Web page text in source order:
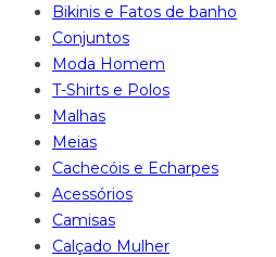
Bikinis e Fatos de banho
Conjuntos
Moda Homem
T-Shirts e Polos
Malhas
Meias
Cachecóis e Echarpes
Acessórios
Camisas
Calçado Mulher